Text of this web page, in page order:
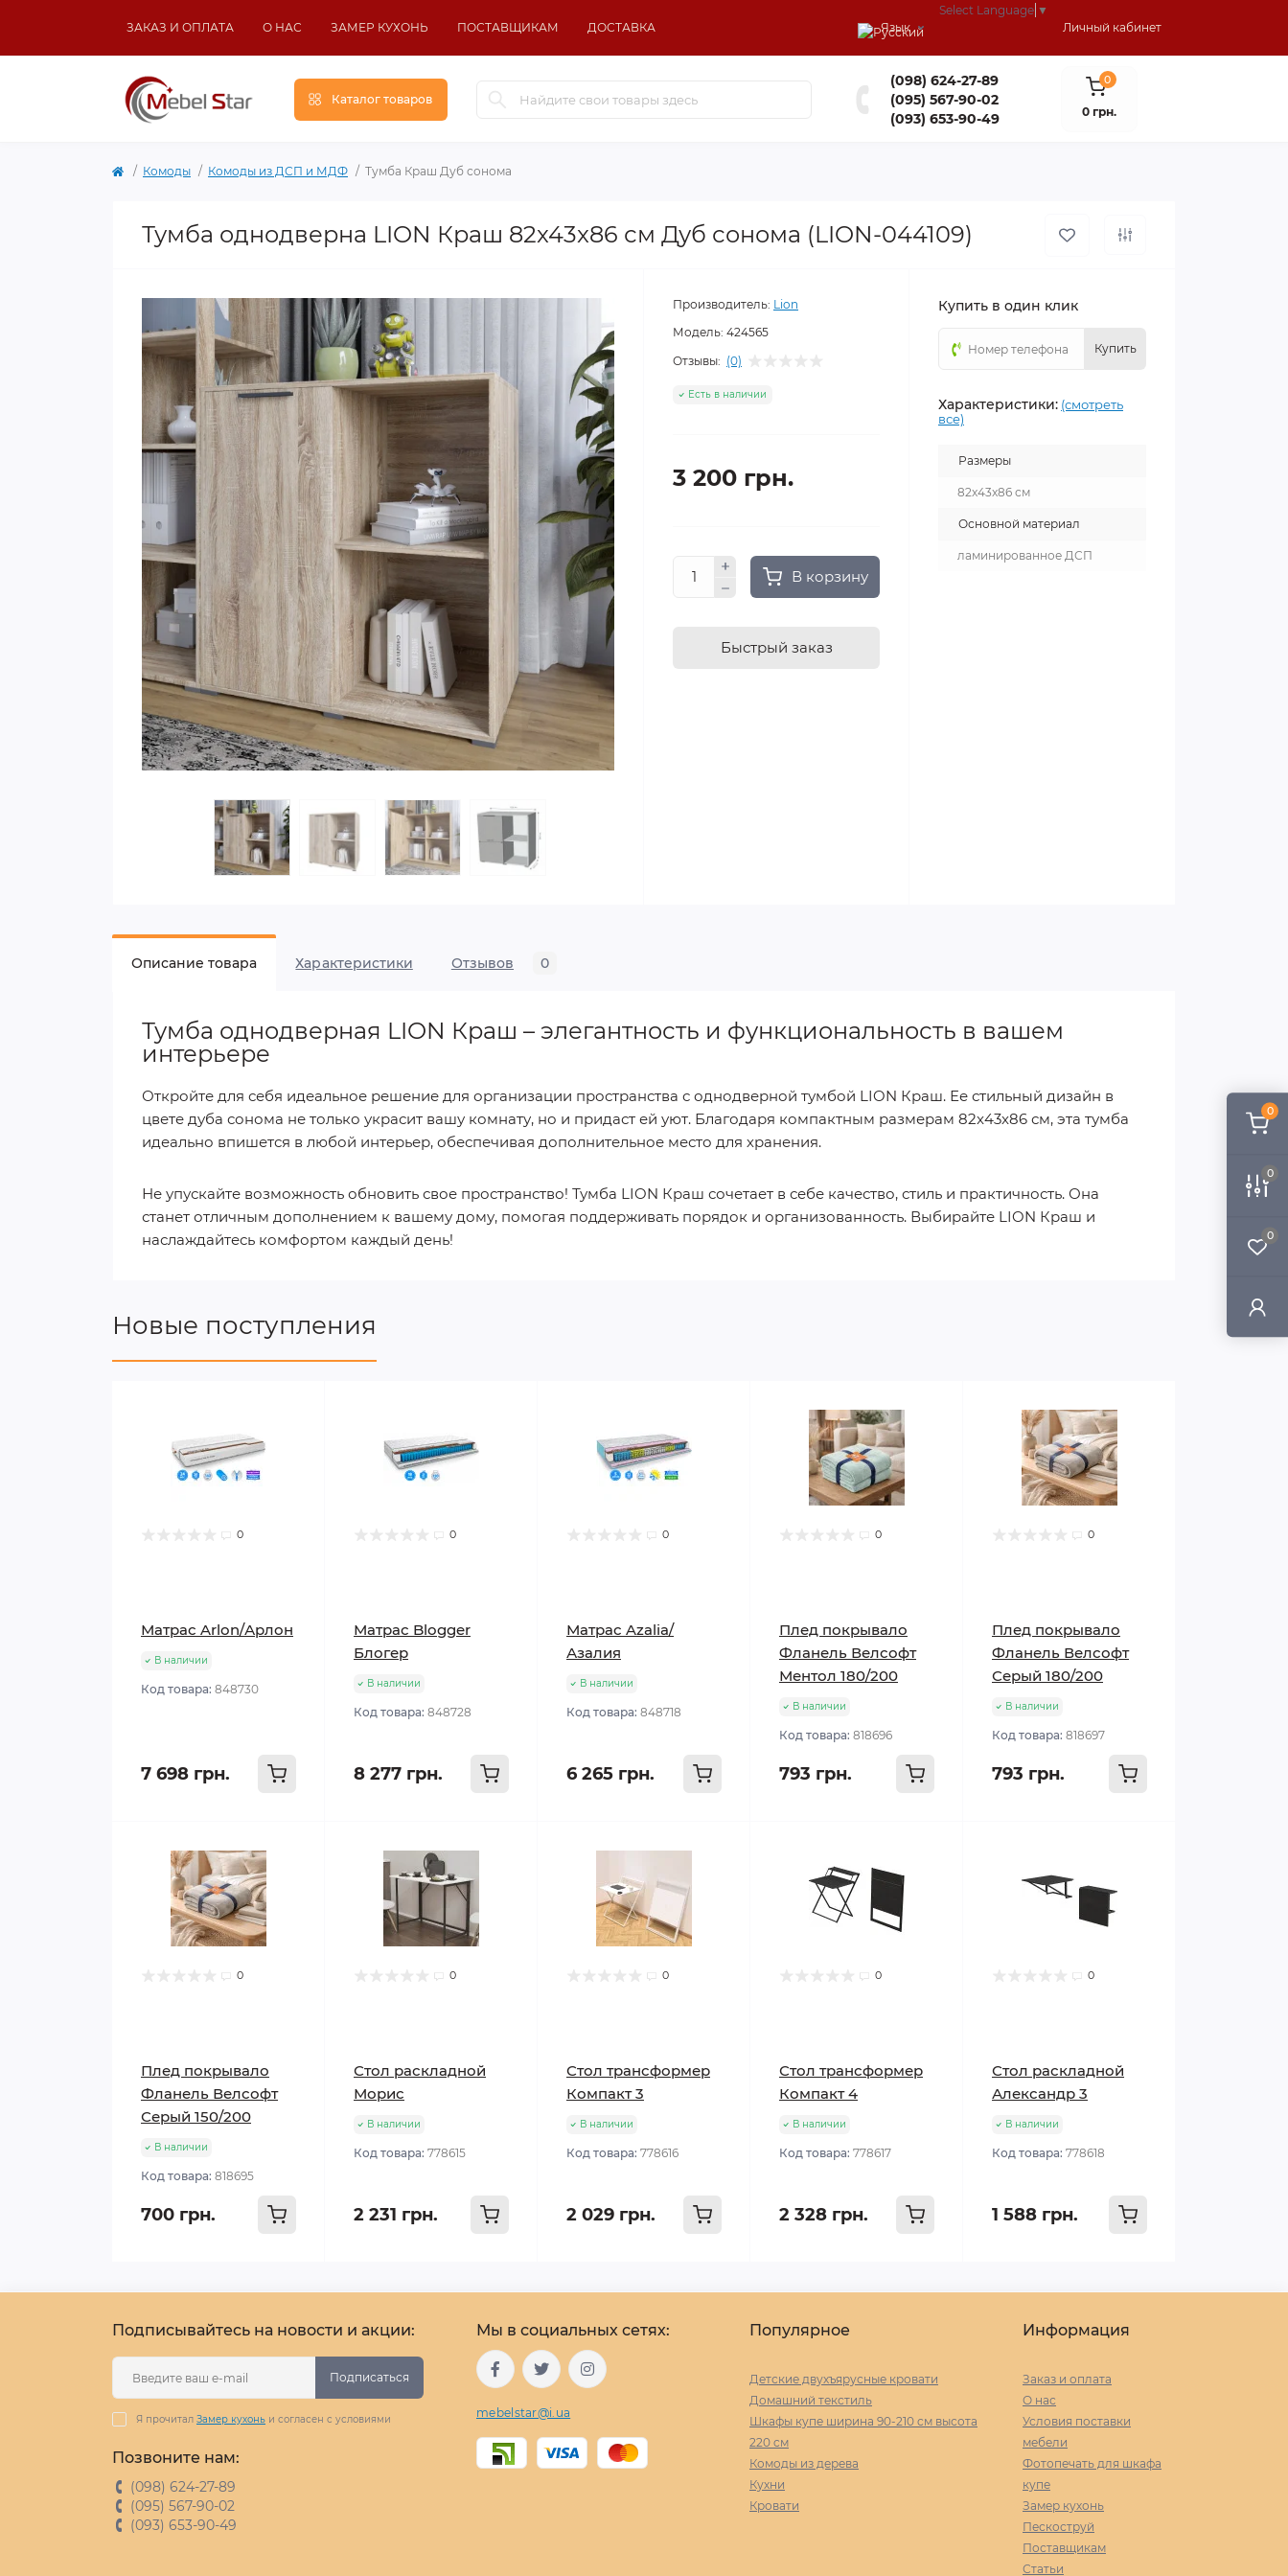
0
0
0
ЗАКАЗ И ОПЛАТА О НАС ЗАМЕР КУХОНЬ ПОСТАВЩИКАМ ДОСТАВКА Язык
Select Language ▼
Личный кабинет
Каталог товаров
(098) 624-27-89
(095) 567-90-02
(093) 653-90-49
0
0 грн.
Комоды Комоды из ДСП и МДФ Тумба Краш Дуб сонома
Тумба однодверна LION Краш 82x43x86 см Дуб сонома (LION-044109)
Производитель: Lion
Модель: 424565
Отзывы: (0)
Есть в наличии
3 200 грн.
В корзину
Быстрый заказ
Купить в один клик
Купить
Характеристики: (смотреть
все)
Размеры
82x43x86 см
Основной материал
ламинированное ДСП
Описание товара Характеристики Отзывов 0
Тумба однодверная LION Краш – элегантность и функциональность в вашем
интерьере
Откройте для себя идеальное решение для организации пространства с однодверной тумбой LION Краш. Ее стильный дизайн в
цвете дуба сонома не только украсит вашу комнату, но и придаст ей уют. Благодаря компактным размерам 82x43x86 см, эта тумба
идеально впишется в любой интерьер, обеспечивая дополнительное место для хранения.
Не упускайте возможность обновить свое пространство! Тумба LION Краш сочетает в себе качество, стиль и практичность. Она
станет отличным дополнением к вашему дому, помогая поддерживать порядок и организованность. Выбирайте LION Краш и
наслаждайтесь комфортом каждый день!
Новые поступления
0
Матрас Arlon/Арлон
В наличии
Код товара: 848730
7 698 грн.
0
Матрас Blogger
Блогер
В наличии
Код товара: 848728
8 277 грн.
0
Матрас Azalia/
Азалия
В наличии
Код товара: 848718
6 265 грн.
0
Плед покрывало
Фланель Велсофт
Ментол 180/200
В наличии
Код товара: 818696
793 грн.
0
Плед покрывало
Фланель Велсофт
Серый 180/200
В наличии
Код товара: 818697
793 грн.
0
Плед покрывало
Фланель Велсофт
Серый 150/200
В наличии
Код товара: 818695
700 грн.
0
Стол раскладной
Морис
В наличии
Код товара: 778615
2 231 грн.
0
Стол трансформер
Компакт 3
В наличии
Код товара: 778616
2 029 грн.
0
Стол трансформер
Компакт 4
В наличии
Код товара: 778617
2 328 грн.
0
Стол раскладной
Александр 3
В наличии
Код товара: 778618
1 588 грн.
Подписывайтесь на новости и акции:
Подписаться
Я прочитал Замер кухонь и согласен с условиями
Позвоните нам:
(098) 624-27-89
(095) 567-90-02
(093) 653-90-49
Мы в социальных сетях:
mebelstar@i.ua
Популярное
Детские двухъярусные кровати
Домашний текстиль
Шкафы купе ширина 90-210 cм высота
220 cм
Комоды из дерева
Кухни
Кровати
Информация
Заказ и оплата
О нас
Условия поставки
мебели
Фотопечать для шкафа
купе
Замер кухонь
Пескоструй
Поставщикам
Статьи